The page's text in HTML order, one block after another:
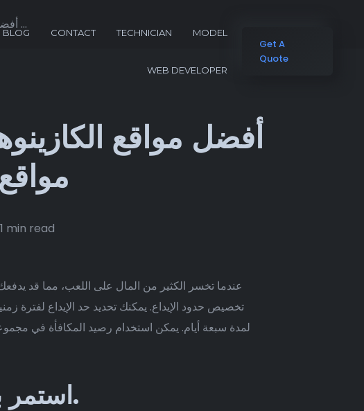
BLOG CONTACT TECHNICIAN MODEL
WEB DEVELOPER
Get A
Quote
أفضل مواقع الكاز ...
1 min read
عندما تخسر الكثير من المال على اللعب، مما قد
لمدة سبعة أيام. يمكن استخدام رصيد المكافأة في
استمر باللعب، واحصل على استرداد نقدي فوري وآمن.